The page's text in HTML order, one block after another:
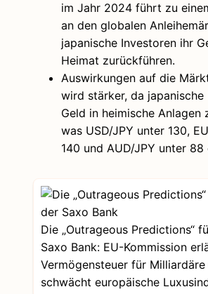
im Jahr 2024 führt zu
an den globalen
japanische Investoren ihr
Heimat zurückführen.
Auswirkungen auf die
wird stärker, da japanische
Geld in heimische Anlagen
was USD/JPY unter 130,
140 und AUD/JPY unter
Die „Outrageous Predictions“
Saxo Bank: EU-Kommission
Vermögensteuer für Milliardäre
schwächt europäische